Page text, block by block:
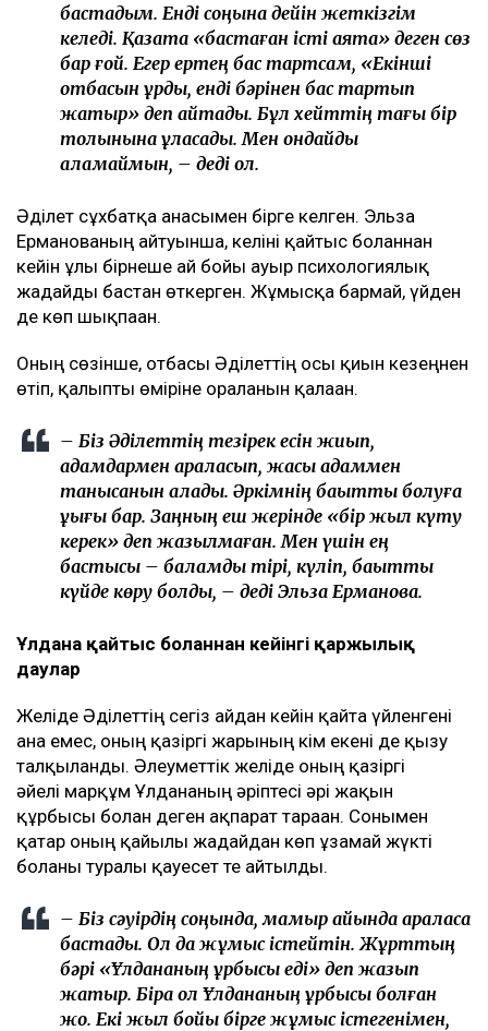
бастадым. Енді соңына дейін жеткізгім
келеді. Қазақта «бастаған істі аяқта» деген сөз
бар ғой. Егер ертең бас тартсам, «Екінші
отбасын құрды, енді бәрінен бас тартып
жатыр» деп айтады. Бұл хейттің тағы бір
толқынына ұласады. Мен ондайды
қаламаймын, – деді ол.
Әділет сұхбатқа анасымен бірге келген. Эльза
Ерманованың айтуынша, келіні қайтыс болғаннан
кейін ұлы бірнеше ай бойы ауыр психологиялық
жағдайды бастан өткерген. Жұмысқа бармай, үйден
де көп шықпаған.
Оның сөзінше, отбасы Әділеттің осы қиын кезеңнен
өтіп, қалыпты өміріне оралғанын қалаған.
– Біз Әділеттің тезірек есін жиып,
адамдармен араласып, жақсы адаммен
танысқанын қаладық. Әркімнің бақытты болуға
құқығы бар. Заңның еш жерінде «бір жыл күту
керек» деп жазылмаған. Мен үшін ең
бастысы – баламды тірі, күліп, бақытты
күйде көру болды, – деді Эльза Ерманова.
Ұлдана қайтыс болғаннан кейінгі қаржылық
даулар
Желіде Әділеттің сегіз айдан кейін қайта үйленгені
ғана емес, оның қазіргі жарының кім екені де қызу
талқыланды. Әлеуметтік желіде оның қазіргі
әйелі марқұм Ұлдананың әріптесі әрі жақын
құрбысы болған деген ақпарат тараған. Сонымен
қатар оның қайғылы жағдайдан көп ұзамай жүкті
болғаны туралы қауесет те айтылды.
– Біз сәуірдің соңында, мамыр айында араласа
бастадық. Ол да жұмыс істейтін. Жұрттың
бәрі «Ұлдананың құрбысы еді» деп жазып
жатыр. Бірақ ол Ұлдананың құрбысы болған
жоқ. Екі жыл бойы бірге жұмыс істегенімен,